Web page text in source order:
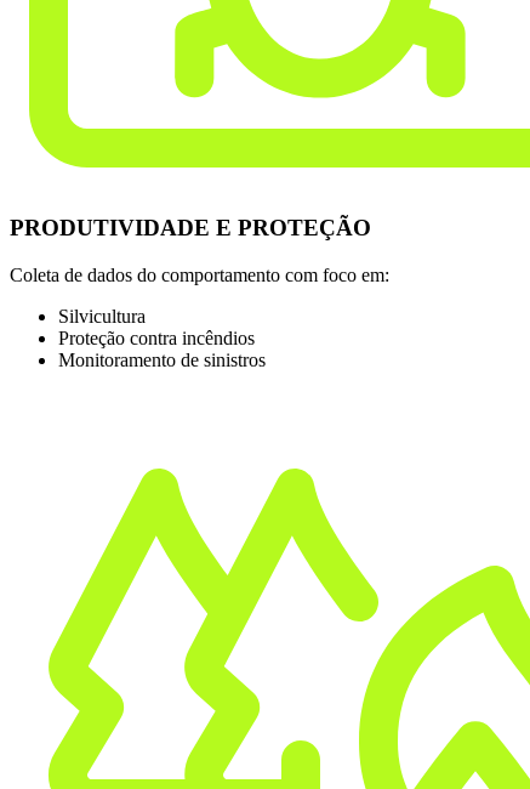
PRODUTIVIDADE E PROTEÇÃO
Coleta de dados do comportamento com foco em:
Silvicultura
Proteção contra incêndios
Monitoramento de sinistros